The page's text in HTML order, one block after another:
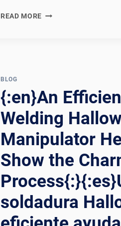
READ MORE {:EN}WELDING
OPTIMIZE
WELDING
PROCESS
AND
IMPROVE
INDUSTRIAL
PRODUCTIVITY{:}
{:ES}MANIPULADOR
DE
SOLDADURA:
UNA
HERRAMIENTA
BLOG
{:en}An
Welding
Manipulator
Show the
soldadura